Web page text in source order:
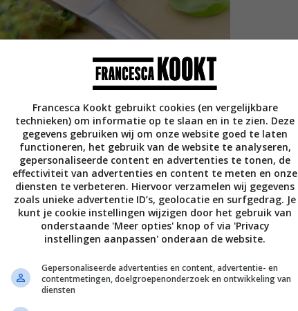
Francesca Kookt gebruikt cookies (en vergelijkbare
technieken) om informatie op te slaan en in te zien. Deze
gegevens gebruiken wij om onze website goed te laten
functioneren, het gebruik van de website te analyseren,
gepersonaliseerde content en advertenties te tonen, de
effectiviteit van advertenties en content te meten en onze
diensten te verbeteren. Hiervoor verzamelen wij gegevens
zoals unieke advertentie ID’s, geolocatie en surfgedrag. Je
kunt je cookie instellingen wijzigen door het gebruik van
onderstaande 'Meer opties' knop of via 'Privacy
instellingen aanpassen' onderaan de website.
Gepersonaliseerde advertenties en content, advertentie- en
contentmetingen, doelgroepenonderzoek en ontwikkeling van
diensten